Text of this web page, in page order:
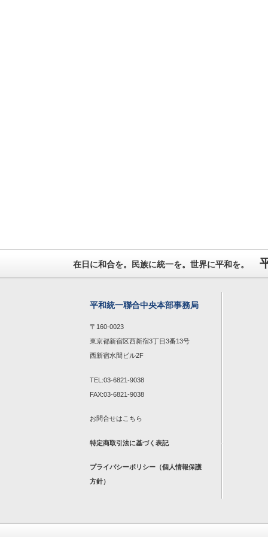
在日に和合を。民族に統一を。世界に平和を。
平和統一聯合中央本部事務局
〒160-0023
東京都新宿区西新宿3丁目3番13号
西新宿水間ビル2F
TEL:03-6821-9038
FAX:03-6821-9038
お問合せは こちら
特定商取引法に基づく表記
プライバシーポリシー（個人情報保護
方針）